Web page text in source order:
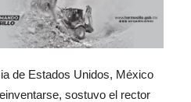
de Estados Unidos, México
sostuvo el rector